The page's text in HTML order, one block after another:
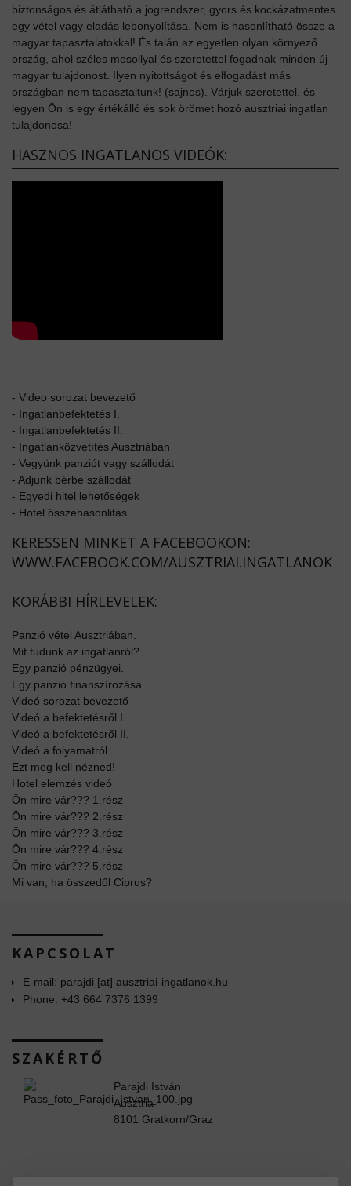
biztonságos és átlátható a jogrendszer, gyors és kockázatmentes
egy vétel vagy eladás lebonyolítása. Nem is hasonlítható össze a
magyar tapasztalatokkal! És talán az egyetlen olyan környező
ország, ahol széles mosollyal és szeretettel fogadnak minden új
magyar tulajdonost. Ilyen nyitottságot és elfogadást más
országban nem tapasztaltunk! (sajnos). Várjuk szeretettel, és
legyen Ön is egy értékálló és sok örömet hozó ausztriai ingatlan
tulajdonosa!
HASZNOS INGATLANOS VIDEÓK:
- Video sorozat bevezető
- Ingatlanbefektetés I.
- Ingatlanbefektetés II.
- Ingatlanközvetítés Ausztriában
- Vegyünk panziót vagy szállodát
- Adjunk bérbe szállodát
- Egyedi hitel lehetőségek
- Hotel összehasonlitás
KERESSEN MINKET A FACEBOOKON:
WWW.FACEBOOK.COM/AUSZTRIAI.INGATLANOK
KORÁBBI HÍRLEVELEK:
Panzió vétel Ausztriában.
Mit tudunk az ingatlanról?
Egy panzió pénzügyei.
Egy panzió finanszírozása.
Videó sorozat bevezető
Videó a befektetésről I.
Videó a befektetésről II.
Videó a folyamatról
Ezt meg kell nézned!
Hotel elemzés videó
Ön mire vár??? 1.rész
Ön mire vár??? 2.rész
Ön mire vár??? 3.rész
Ön mire vár??? 4.rész
Ön mire vár??? 5.rész
Mi van, ha összedől Ciprus?
KAPCSOLAT
E-mail: parajdi [at] ausztriai-ingatlanok.hu
Phone: +43 664 7376 1399
SZAKÉRTŐ
Parajdi István
Ausztria
8101 Gratkorn/Graz